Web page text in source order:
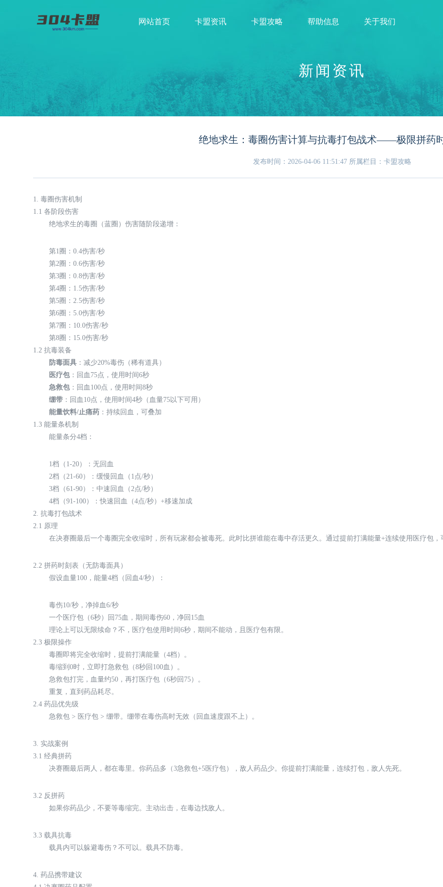
网站首页 卡盟资讯 卡盟攻略 帮助信息 关于我们
新闻资讯
绝地求生：毒圈伤害计算与抗毒打包战术——极限拼药
发布时间：2026-04-06 11:51:47 所属栏目：卡盟攻略
1. 毒圈伤害机制
1.1 各阶段伤害
绝地求生的毒圈（蓝圈）伤害随阶段递增：
第1圈：0.4伤害/秒
第2圈：0.6伤害/秒
第3圈：0.8伤害/秒
第4圈：1.5伤害/秒
第5圈：2.5伤害/秒
第6圈：5.0伤害/秒
第7圈：10.0伤害/秒
第8圈：15.0伤害/秒
1.2 抗毒装备
防毒面具 ：减少20%毒伤（稀有道具）
医疗包：回血75点，使用时间6秒
急救包：回血100点，使用时间8秒
绷带 ：回血10点，使用时间4秒（血量75以下可用）
能量饮料/止痛药 ：持续回血，可叠加
1.3 能量条机制
能量条分4档：
1档（1-20）：无回血
2档（21-60）：缓慢回血（1点/秒）
3档（61-90）：中速回血（2点/秒）
4档（91-100）：快速回血（4点/秒）+移速加成
2. 抗毒打包战术
2.1 原理
在决赛圈最后一个毒圈完全收缩时，所有玩家都会被毒死。此时比拼谁能在毒中存活更久。通过提前打满能量+连续使用医疗包，
2.2 拼药时刻表（无防毒面具）
假设血量100，能量4档（回血4/秒）：
毒伤10/秒，净掉血6/秒
一个医疗包（6秒）回75血，期间毒伤60，净回15血
理论上可以无限续命？不，医疗包使用时间6秒，期间不能动，且医疗包有限。
2.3 极限操作
毒圈即将完全收缩时，提前打满能量（4档）。
毒缩到0时，立即打急救包（8秒回100血）。
急救包打完，血量约50，再打医疗包（6秒回75）。
重复，直到药品耗尽。
2.4 药品优先级
急救包 > 医疗包 > 绷带。绷带在毒伤高时无效（回血速度跟不上）。
3. 实战案例
3.1 经典拼药
决赛圈最后两人，都在毒里。你药品多（3急救包+5医疗包），敌人药品少。你提前打满能量，连续打包，敌人先死。
3.2 反拼药
如果你药品少，不要等毒缩完。主动出击，在毒边找敌人。
3.3 载具抗毒
载具内可以躲避毒伤？不可以。载具不防毒。
4. 药品携带建议